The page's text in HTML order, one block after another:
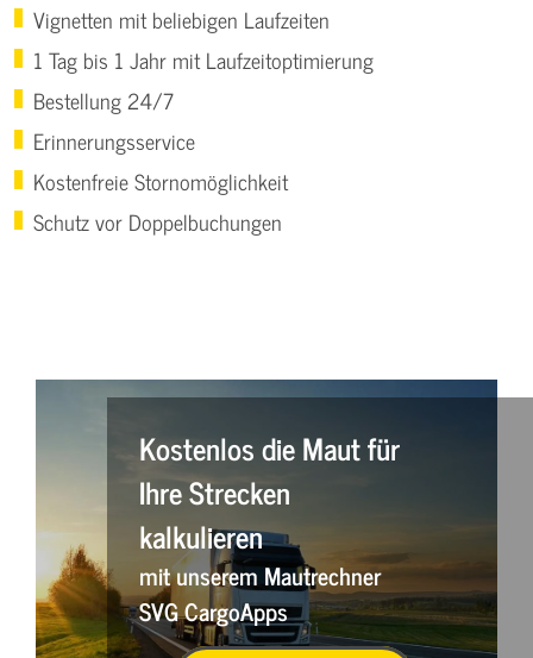
Vignetten mit beliebigen Laufzeiten
1 Tag bis 1 Jahr mit Laufzeitoptimierung
Bestellung 24/7
Erinnerungsservice
Kostenfreie Stornomöglichkeit
Schutz vor Doppelbuchungen
Kostenlos die Maut für
Ihre Strecken
kalkulieren
mit unserem Mautrechner
SVG CargoApps